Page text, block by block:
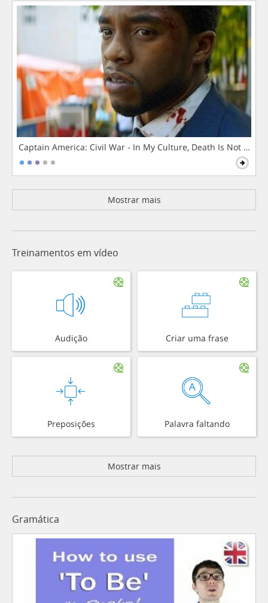
Captain America: Civil War - In My Culture, Death Is Not The
Mostrar mais
Treinamentos em vídeo
Audição Criar uma frase
Preposições Palavra faltando
Mostrar mais
Gramática